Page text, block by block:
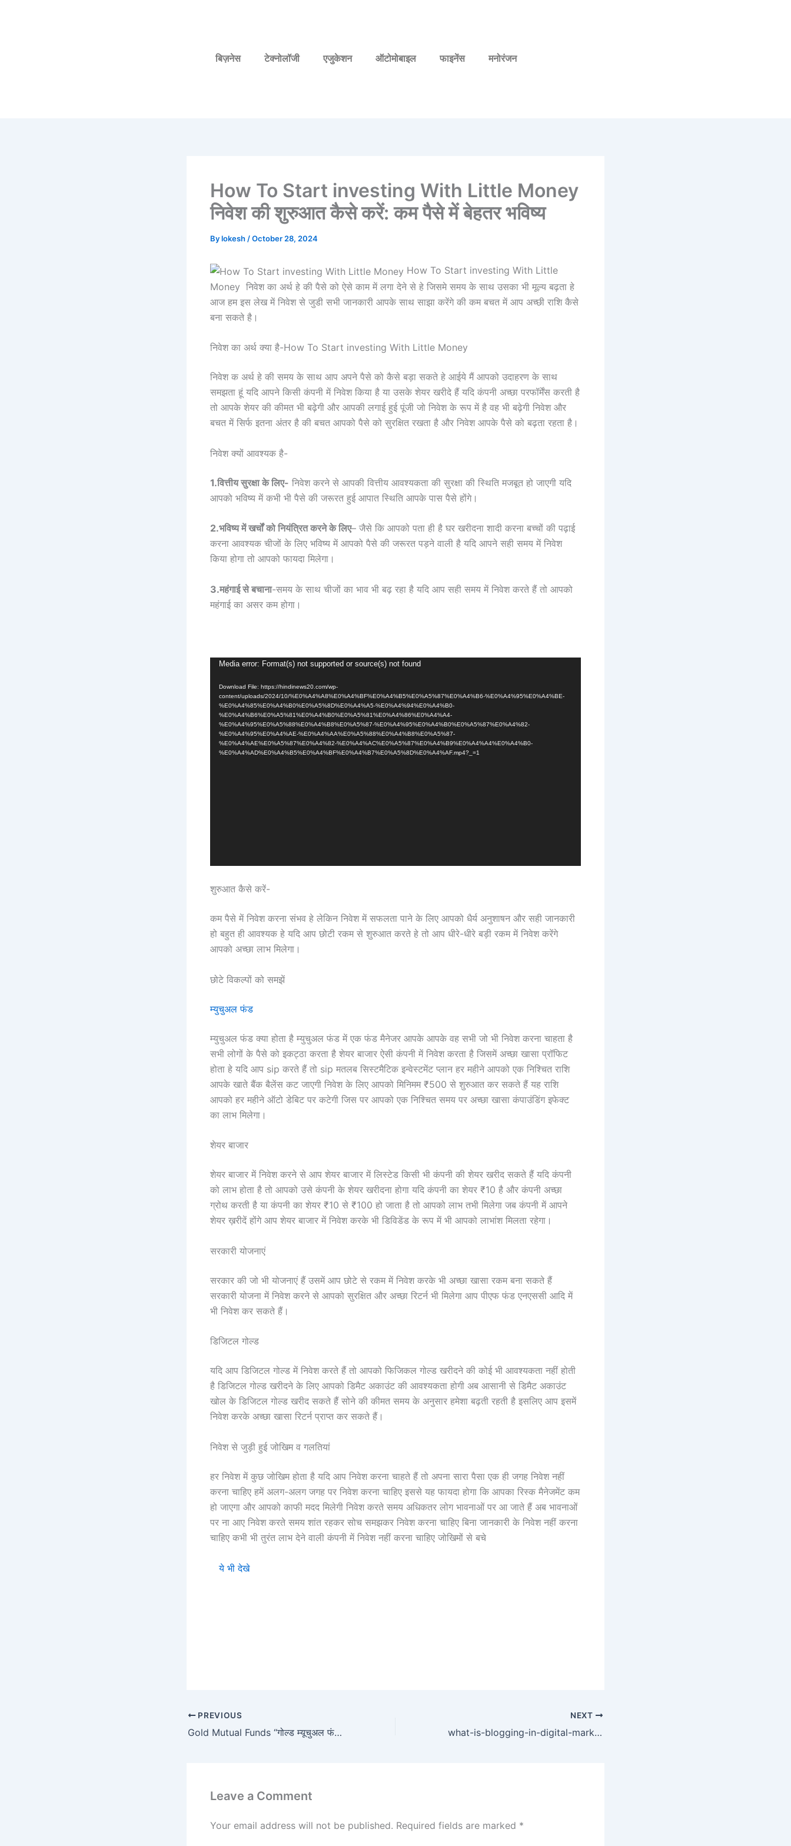
बिज़नेस टेक्नोलॉजी एजुकेशन ऑटोमोबाइल फाइनेंस मनोरंजन
How To Start investing With Little Money
निवेश की शुरुआत कैसे करें: कम पैसे में बेहतर भविष्य
Bylokesh /October 28, 2024
How To Start investing With Little
Money निवेश का अर्थ हे की पैसे को ऐसे काम में लगा देने से हे जिसमे समय के साथ उसका भी मूल्य बढ़ता हे
आज हम इस लेख में निवेश से जुडी सभी जानकारी आपके साथ साझा करेंगे की कम बचत में आप अच्छी राशि कैसे
बना सकते है।
निवेश का अर्थ क्या है-How To Start investing With Little Money
निवेश क अर्थ हे की समय के साथ आप अपने पैसे को कैसे बड़ा सकते हे आईये मैं आपको उदाहरण के साथ
समझता हूं यदि आपने किसी कंपनी में निवेश किया है या उसके शेयर खरीदे हैं यदि कंपनी अच्छा परफॉर्मेंस करती है
तो आपके शेयर की कीमत भी बढ़ेगी और आपकी लगाई हुई पूंजी जो निवेश के रूप में है वह भी बढ़ेगी निवेश और
बचत में सिर्फ इतना अंतर है की बचत आपको पैसे को सुरक्षित रखता है और निवेश आपके पैसे को बढ़ता रहता है।
निवेश क्यों आवश्यक है-
1.वित्तीय सुरक्षा के लिए- निवेश करने से आपकी वित्तीय आवश्यकता की सुरक्षा की स्थिति मजबूत हो जाएगी यदि
आपको भविष्य में कभी भी पैसे की जरूरत हुई आपात स्थिति आपके पास पैसे होंगे।
2.भविष्य में खर्चों को नियंत्रित करने के लिए– जैसे कि आपको पता ही है घर खरीदना शादी करना बच्चों की पढ़ाई
करना आवश्यक चीजों के लिए भविष्य में आपको पैसे की जरूरत पड़ने वाली है यदि आपने सही समय में निवेश
किया होगा तो आपको फायदा मिलेगा।
3.महंगाई से बचाना-समय के साथ चीजों का भाव भी बढ़ रहा है यदि आप सही समय में निवेश करते हैं तो आपको
महंगाई का असर कम होगा।
Video
Media error: Format(s) not supported or source(s) not found
Download File: https://hindinews20.com/wp-
content/uploads/2024/10/%E0%A4%A8%E0%A4%BF%E0%A4%B5%E0%A5%87%E0%A4%B6-%E0%A4%95%E0%A4%BE-
%E0%A4%85%E0%A4%B0%E0%A5%8D%E0%A4%A5-%E0%A4%94%E0%A4%B0-
%E0%A4%B6%E0%A5%81%E0%A4%B0%E0%A5%81%E0%A4%86%E0%A4%A4-
%E0%A4%95%E0%A5%88%E0%A4%B8%E0%A5%87-%E0%A4%95%E0%A4%B0%E0%A5%87%E0%A4%82-
%E0%A4%95%E0%A4%AE-%E0%A4%AA%E0%A5%88%E0%A4%B8%E0%A5%87-
%E0%A4%AE%E0%A5%87%E0%A4%82-%E0%A4%AC%E0%A5%87%E0%A4%B9%E0%A4%A4%E0%A4%B0-
%E0%A4%AD%E0%A4%B5%E0%A4%BF%E0%A4%B7%E0%A5%8D%E0%A4%AF.mp4?_=1
शुरुआत कैसे करें-
कम पैसे में निवेश करना संभव हे लेकिन निवेश में सफलता पाने के लिए आपको धैर्य अनुशाषन और सही जानकारी
हो बहुत ही आवश्यक हे यदि आप छोटी रकम से शुरुआत करते हे तो आप धीरे-धीरे बड़ी रकम में निवेश करेंगे
आपको अच्छा लाभ मिलेगा।
छोटे विकल्पों को समझें
म्युचुअल फंड
म्युचुअल फंड क्या होता है म्युचुअल फंड में एक फंड मैनेजर आपके आपके वह सभी जो भी निवेश करना चाहता है
सभी लोगों के पैसे को इकट्ठा करता है शेयर बाजार ऐसी कंपनी में निवेश करता है जिसमें अच्छा खासा प्रॉफिट
होता हे यदि आप sip करते हैं तो sip मतलब सिस्टमैटिक इन्वेस्टमेंट प्लान हर महीने आपको एक निश्चित राशि
आपके खाते बैंक बैलेंस कट जाएगी निवेश के लिए आपको मिनिमम ₹500 से शुरुआत कर सकते हैं यह राशि
आपको हर महीने ऑटो डेबिट पर कटेगी जिस पर आपको एक निश्चित समय पर अच्छा खासा कंपाउंडिंग इफेक्ट
का लाभ मिलेगा।
शेयर बाजार
शेयर बाजार में निवेश करने से आप शेयर बाजार में लिस्टेड किसी भी कंपनी की शेयर खरीद सकते हैं यदि कंपनी
को लाभ होता है तो आपको उसे कंपनी के शेयर खरीदना होगा यदि कंपनी का शेयर ₹10 है और कंपनी अच्छा
ग्रोथ करती है या कंपनी का शेयर ₹10 से ₹100 हो जाता है तो आपको लाभ तभी मिलेगा जब कंपनी में आपने
शेयर ख़रीदें होंगे आप शेयर बाजार में निवेश करके भी डिविडेंड के रूप में भी आपको लाभांश मिलता रहेगा।
सरकारी योजनाएं
सरकार की जो भी योजनाएं हैं उसमें आप छोटे से रकम में निवेश करके भी अच्छा खासा रकम बना सकते हैं
सरकारी योजना में निवेश करने से आपको सुरक्षित और अच्छा रिटर्न भी मिलेगा आप पीएफ फंड एनएससी आदि में
भी निवेश कर सकते हैं।
डिजिटल गोल्ड
यदि आप डिजिटल गोल्ड में निवेश करते हैं तो आपको फिजिकल गोल्ड खरीदने की कोई भी आवश्यकता नहीं होती
है डिजिटल गोल्ड खरीदने के लिए आपको डिमैट अकाउंट की आवश्यकता होगी अब आसानी से डिमैट अकाउंट
खोल के डिजिटल गोल्ड खरीद सकते हैं सोने की कीमत समय के अनुसार हमेशा बढ़ती रहती है इसलिए आप इसमें
निवेश करके अच्छा खासा रिटर्न प्राप्त कर सकते हैं।
निवेश से जुड़ी हुई जोखिम व गलतियां
हर निवेश में कुछ जोखिम होता है यदि आप निवेश करना चाहते हैं तो अपना सारा पैसा एक ही जगह निवेश नहीं
करना चाहिए हमें अलग-अलग जगह पर निवेश करना चाहिए इससे यह फायदा होगा कि आपका रिस्क मैनेजमेंट कम
हो जाएगा और आपको काफी मदद मिलेगी निवेश करते समय अधिकतर लोग भावनाओं पर आ जाते हैं अब भावनाओं
पर ना आए निवेश करते समय शांत रहकर सोच समझकर निवेश करना चाहिए बिना जानकारी के निवेश नहीं करना
चाहिए कभी भी तुरंत लाभ देने वाली कंपनी में निवेश नहीं करना चाहिए जोखिमों से बचे
ये भी देखे
PREVIOUS
Gold Mutual Funds “गोल्ड म्यूचुअल फंड: आपके भविष्य का सुरक्षित निवेश”
NEXT
what-is-blogging-in-digital-marketing 5 Benefits
Leave a Comment
Your email address will not be published. Required fields are marked *